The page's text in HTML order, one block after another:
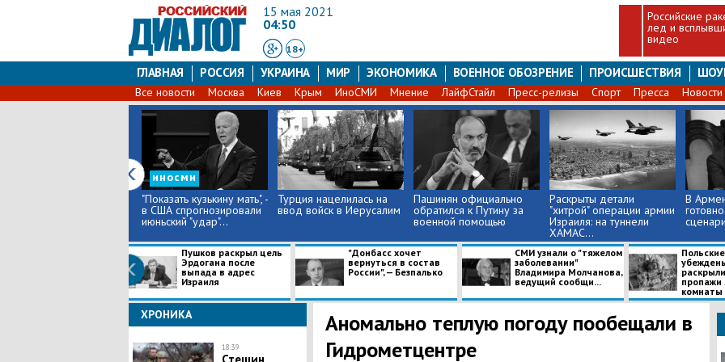
15 мая 2021
04:50
18+
Российские
лед и
видео
ГЛАВНАЯ РОССИЯ УКРАИНА МИР ЭКОНОМИКА ВОЕННОЕ ОБОЗРЕНИЕ ПРОИСШЕСТВИЯ
Все новости Москва Киев Крым ИноСМИ Мнение ЛайфСтайл Пресс-релизы Спорт Пресса
иносми
"Показать кузькину мать", -
в США спрогнозировали
июньский "удар"...
Турция нацелилась на
ввод войск в Иерусалим
Пашинян официально
обратился к Путину за
военной помощью
Раскрыты детали
"хитрой" операции армии
Израиля: на туннели
ХАМАС...
В
Пушков раскрыл цель
Эрдогана после
выпада в адрес
Израиля
"Донбасс хочет
вернуться в состав
России", — Безпалько
СМИ узнали о "тяжелом
заболевании"
Владимира Молчанова,
ведущий сообщи...
пропажи
комнаты
ХРОНИКА
18:39
Аномально теплую погоду пообещали в
Гидрометцентре